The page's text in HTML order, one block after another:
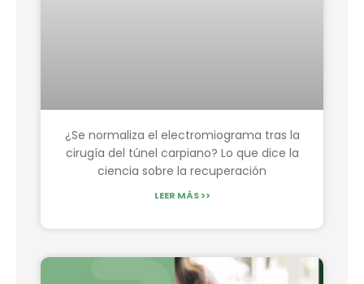
¿Se normaliza el electromiograma tras la
cirugía del túnel carpiano? Lo que dice la
ciencia sobre la recuperación
LEER MÁS >>